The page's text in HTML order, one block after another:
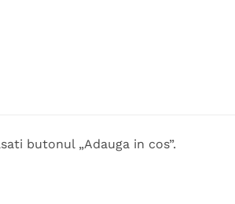
butonul „Adauga in cos”.